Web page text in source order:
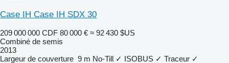
Case IH Case IH SDX 30
209 000 000 CDF 80 000 € ≈ 92 430 $US
Combiné de semis
2013
Largeur de couverture 9 m No-Till ✓ ISOBUS ✓ Traceur ✓